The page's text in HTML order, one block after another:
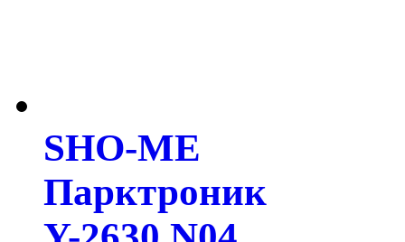
SHO-ME
Парктроник